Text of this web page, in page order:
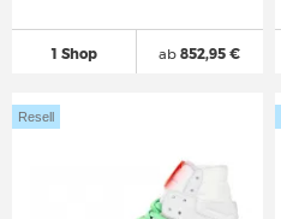
1 Shop ab 852,95 €
Resell